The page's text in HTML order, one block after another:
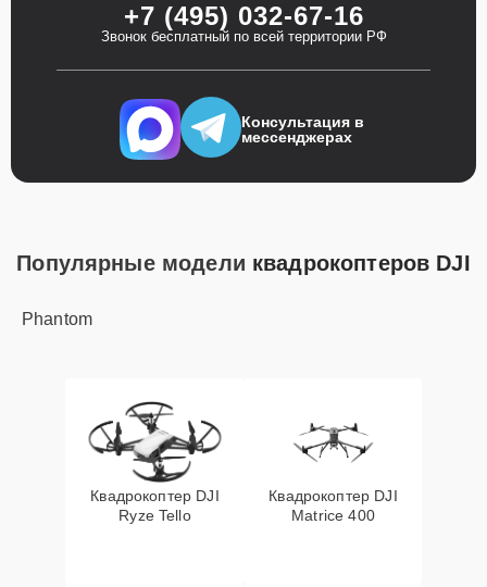
+7 (495) 032-67-16
Звонок бесплатный по всей территории РФ
Консультация в
мессенджерах
Популярные модели квадрокоптеров DJI
Phantom
Квадрокоптер DJI
Ryze Tello
Квадрокоптер DJI
Matrice 400